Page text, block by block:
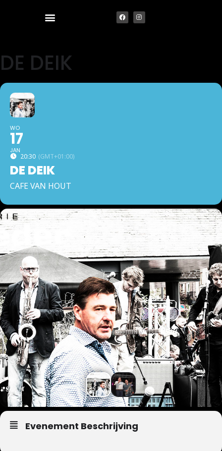
DE DEIK
WO
17
JAN
20:30 (GMT+01:00)
DE DEIK
CAFE VAN HOUT
Evenement Beschrijving